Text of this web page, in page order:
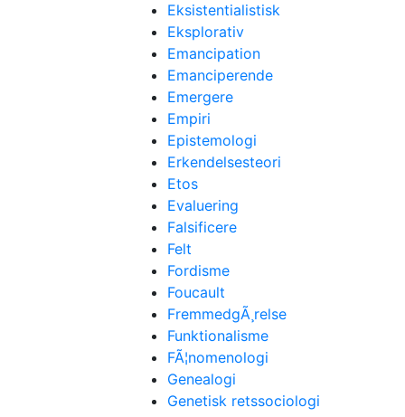
Eksistentialistisk
Eksplorativ
Emancipation
Emanciperende
Emergere
Empiri
Epistemologi
Erkendelsesteori
Etos
Evaluering
Falsificere
Felt
Fordisme
Foucault
FremmedgÃ¸relse
Funktionalisme
FÃ¦nomenologi
Genealogi
Genetisk retssociologi